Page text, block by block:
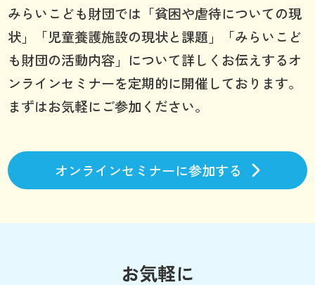
みらいこども財団では「貧困や虐待についての現
状」「児童養護施設の現状と課題」「みらいこど
も財団の活動内容」について詳しくお伝えするオ
ンラインセミナーを定期的に開催しております。
まずはお気軽にご参加ください。
オンラインセミナーに参加する
お気軽に